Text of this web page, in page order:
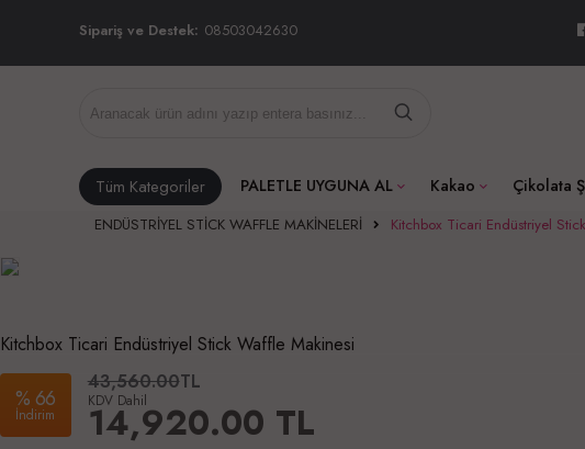
Sipariş ve Destek: 08503042630
Tüm Kategoriler PALETLE UYGUNA AL Kakao Çikolata
ENDÜSTRİYEL STİCK WAFFLE MAKİNELERİ Kitchbox Ticari Endüstriyel
Kitchbox Ticari Endüstriyel Stick Waffle Makinesi
% 66
İndirim
43,560.00TL
14,920.00 TL
KDV Dahil